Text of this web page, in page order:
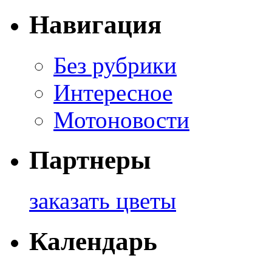
Навигация
Без рубрики
Интересное
Мотоновости
Партнеры
заказать цветы
Календарь